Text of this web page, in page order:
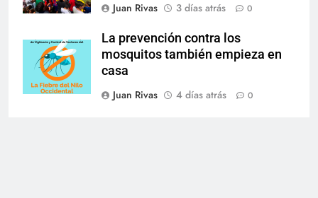
Juan Rivas
3 días atrás 0
La prevención contra los
mosquitos también empieza en
casa
Juan Rivas
4 días atrás 0